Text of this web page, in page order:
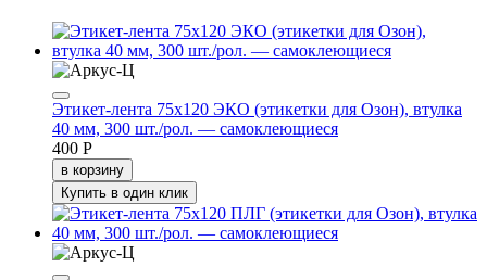
Этикет-лента 75х120 ЭКО (этикетки для Озон), втулка
40 мм, 300 шт./рол. — самоклеющиеся
400 Р
в корзину
Купить в один клик